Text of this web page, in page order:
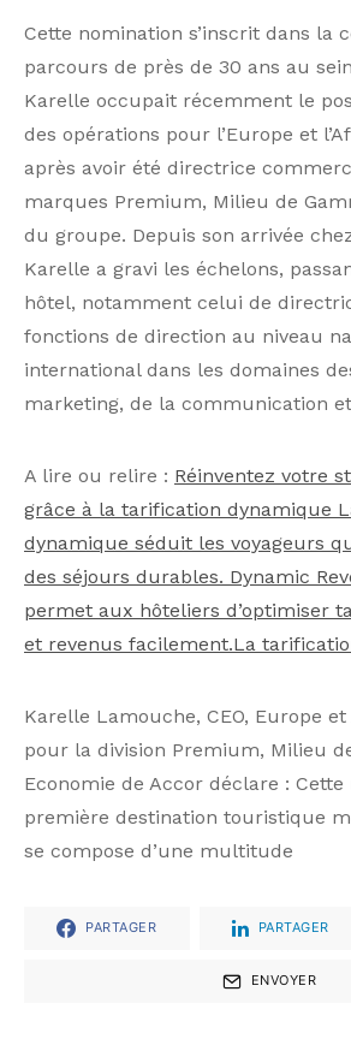
Cette nomination s’inscrit dans la
parcours de près de 30 ans au
Karelle occupait récemment le
des opérations pour l’Europe et
après avoir été directrice
marques Premium, Milieu de
du groupe. Depuis son arrivée
Karelle a gravi les échelons,
hôtel, notamment celui de
fonctions de direction au niveau
international dans les domaines
marketing, de la communication
A lire ou relire : Réinventez votre
grâce à la tarification dynamique
dynamique séduit les voyageurs
des séjours durables. Dynamic
permet aux hôteliers d’optimiser
et revenus facilement.La
Karelle Lamouche, CEO, Europe
pour la division Premium, Milieu
Economie de Accor déclare :
première destination touristique
se compose d’une multitude
PARTAGER PARTAGER
ENVOYER